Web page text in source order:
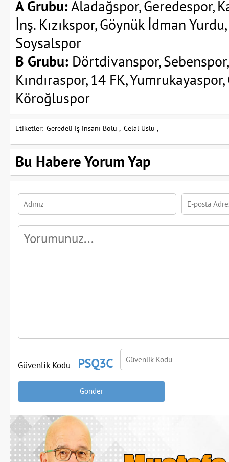
A Grubu:Aladağspor, Geredespor,
İnş. Kızıkspor, Göynük İdman Yurdu,
Soysalspor
B Grubu: Dörtdivanspor,
Kındıraspor, 14 FK,
Köroğluspor
Etiketler: Geredeli iş insanı Bolu , Celal Uslu ,
Bu Habere Yorum Yap
Güvenlik Kodu PSQ3C